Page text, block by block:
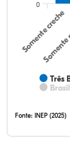
Três
Brasil
Somente creche
0
Fonte: INEP (2025)